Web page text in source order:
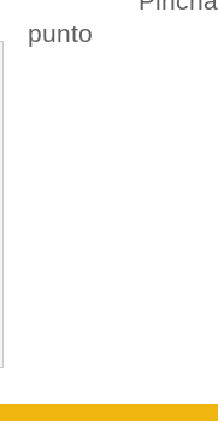
punto